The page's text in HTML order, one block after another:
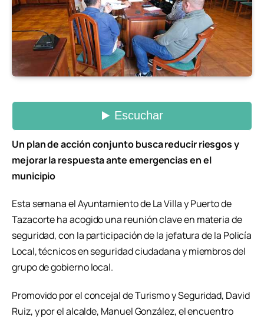
Un plan de acción conjunto busca reducir riesgos y
mejorar la respuesta ante emergencias en el
municipio
Esta semana el Ayuntamiento de La Villa y Puerto de
Tazacorte ha acogido una reunión clave en materia de
seguridad, con la participación de la jefatura de la Policía
Local, técnicos en seguridad ciudadana y miembros del
grupo de gobierno local.
Promovido por el concejal de Turismo y Seguridad, David
Ruiz, y por el alcalde, Manuel González, el encuentro